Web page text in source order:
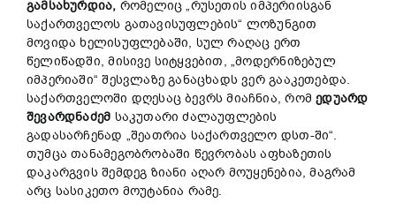
გამსახურდია, რომელიც „რუსეთის იმპერიისგან
საქართველოს გათავისუფლების“ ლოზუნგით
მოვიდა ხელისუფლებაში, სულ რაღაც ერთ
წელიწადში, მისივე სიტყვებით, „მოდერნიზებულ
იმპერიაში“ შესვლაზე განაცხადს ვერ გააკეთებდა.
საქართველოში დღესაც ბევრს მიაჩნია, რომედუარდ
შევარდნაძემ საკუთარი ძალაუფლების
გადასარჩენად „შეათრია საქართველო დსთ-ში“.
თუმცა თანამეგობრობაში წევრობას აფხაზეთის
დაკარგვის შემდეგ ზიანი აღარ მოუყენებია, მაგრამ
არც სასიკეთო მოუტანია რამე.